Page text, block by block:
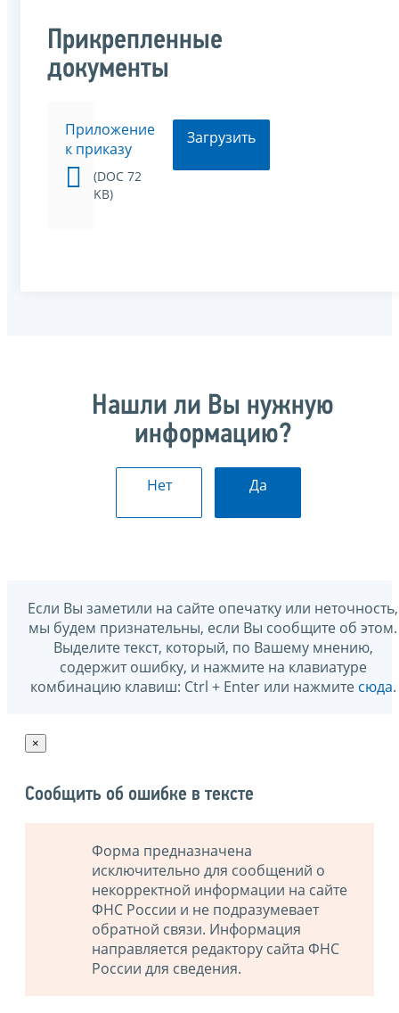
Прикрепленные
документы
Приложение
к приказу
(DOC 72
KB)
Загрузить
Нашли ли Вы нужную
информацию?
Нет Да
Если Вы заметили на сайте опечатку или неточность,
мы будем признательны, если Вы сообщите об этом.
Выделите текст, который, по Вашему мнению,
содержит ошибку, и нажмите на клавиатуре
комбинацию клавиш: Ctrl + Enter или нажмите сюда.
×
Сообщить об ошибке в тексте
Форма предназначена
исключительно для сообщений о
некорректной информации на сайте
ФНС России и не подразумевает
обратной связи. Информация
направляется редактору сайта ФНС
России для сведения.